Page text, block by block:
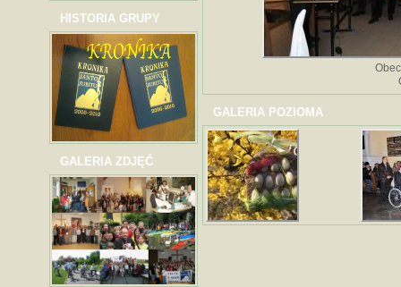
HISTORIA GRUPY
GALERIA ZDJĘĆ
GALERIA POZIOMA